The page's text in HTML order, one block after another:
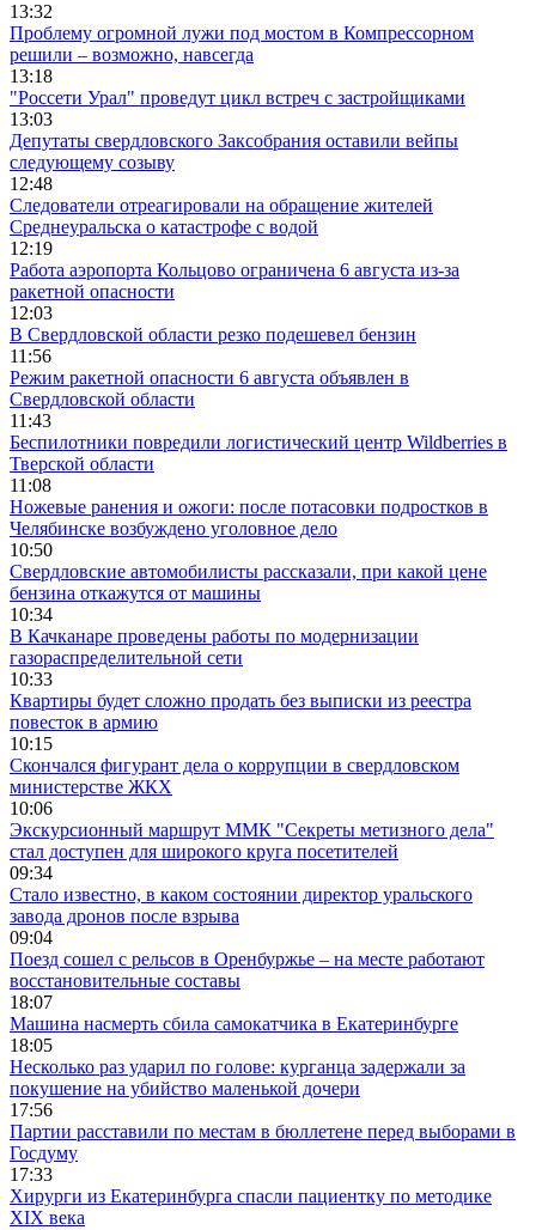
13:32
Проблему огромной лужи под мостом в Компрессорном
решили – возможно, навсегда
13:18
"Россети Урал" проведут цикл встреч с застройщиками
13:03
Депутаты свердловского Заксобрания оставили вейпы
следующему созыву
12:48
Следователи отреагировали на обращение жителей
Среднеуральска о катастрофе с водой
12:19
Работа аэропорта Кольцово ограничена 6 августа из-за
ракетной опасности
12:03
В Свердловской области резко подешевел бензин
11:56
Режим ракетной опасности 6 августа объявлен в
Свердловской области
11:43
Беспилотники повредили логистический центр Wildberries в
Тверской области
11:08
Ножевые ранения и ожоги: после потасовки подростков в
Челябинске возбуждено уголовное дело
10:50
Свердловские автомобилисты рассказали, при какой цене
бензина откажутся от машины
10:34
В Качканаре проведены работы по модернизации
газораспределительной сети
10:33
Квартиры будет сложно продать без выписки из реестра
повесток в армию
10:15
Скончался фигурант дела о коррупции в свердловском
министерстве ЖКХ
10:06
Экскурсионный маршрут ММК "Секреты метизного дела"
стал доступен для широкого круга посетителей
09:34
Стало известно, в каком состоянии директор уральского
завода дронов после взрыва
09:04
Поезд сошел с рельсов в Оренбуржье – на месте работают
восстановительные составы
18:07
Машина насмерть сбила самокатчика в Екатеринбурге
18:05
Несколько раз ударил по голове: курганца задержали за
покушение на убийство маленькой дочери
17:56
Партии расставили по местам в бюллетене перед выборами в
Госдуму
17:33
Хирурги из Екатеринбурга спасли пациентку по методике
XIX века